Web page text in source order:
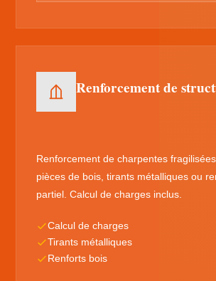
Renforcement de
Renforcement de charpentes
pièces de bois, tirants métalliques ou
partiel. Calcul de charges inclus.
Calcul de charges
Tirants métalliques
Renforts bois